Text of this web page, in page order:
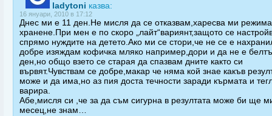
ladytoni казва:
16 януари, 2010 в 17:12
Днес ми е 11 ден.Не мисля да се отказвам,харесва ми
хранене.При мен е по скоро „лайт“вариянт,защото се
спрямо нуждите на детето.Ако ми се стори,че не се е
добре изяждам кофичка мляко например,дори и да не е
ден,но общо взето се старая да спазвам дните както си
вървят.Чувствам се добре,макар че няма кой знае какъв
може и да има,но аз пия доста течности заради кърмата и
варира.
Абе,мисля си ,че за да съм сигурна в резултата може би ще
месец,не знам…